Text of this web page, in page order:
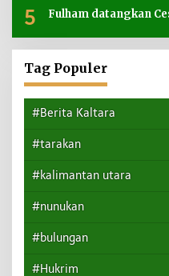
5 Fulham datangkan
Tag Populer
#Berita Kaltara
#tarakan
#kalimantan utara
#nunukan
#bulungan
#Hukrim